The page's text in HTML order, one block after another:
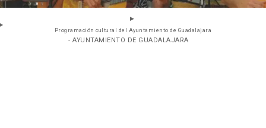
Programación cultural del Ayuntamiento de Guadalajara
- AYUNTAMIENTO DE GUADALAJARA